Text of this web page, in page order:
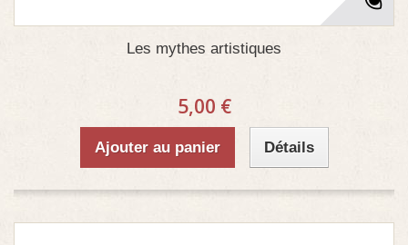
Les mythes artistiques
5,00 €
Ajouter au panier Détails